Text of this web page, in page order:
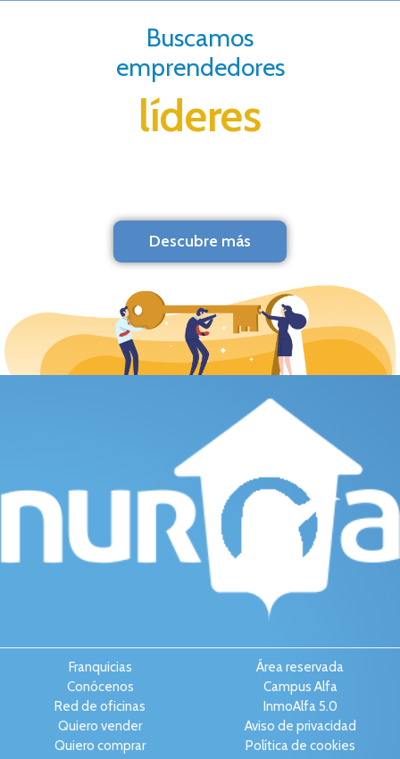
Buscamos
emprendedores
líderes
Descubre más
Franquicias
Conócenos
Red de oficinas
Quiero vender
Quiero comprar
Área reservada
Campus Alfa
InmoAlfa 5.0
Aviso de privacidad
Política de cookies